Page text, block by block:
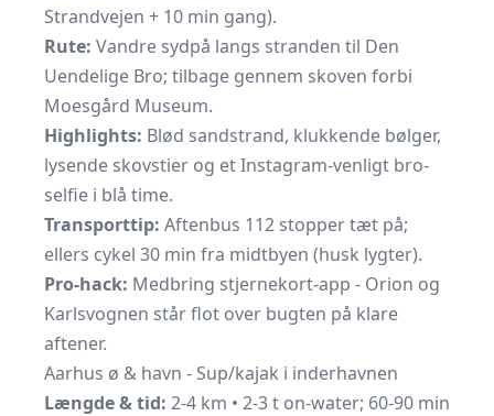
Strandvejen + 10 min gang).
Rute: Vandre sydpå langs stranden til Den
Uendelige Bro; tilbage gennem skoven forbi
Moesgård Museum.
Highlights: Blød sandstrand, klukkende bølger,
lysende skovstier og et Instagram-venligt bro-
selfie i blå time.
Transporttip: Aftenbus 112 stopper tæt på;
ellers cykel 30 min fra midtbyen (husk lygter).
Pro-hack: Medbring stjernekort-app - Orion og
Karlsvognen står flot over bugten på klare
aftener.
Aarhus ø & havn - Sup/kajak i inderhavnen
Længde & tid: 2-4 km • 2-3 t on-water; 60-90 min